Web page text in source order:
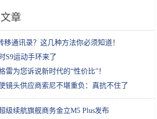
章
移通讯录？这几种方法你必须知道！
S9运动手环来了
雷为您诉说新时代的“性价比”！
镜头供应商索尼不堪重负：真抗不住了
级续航旗舰商务金立M5 Plus发布